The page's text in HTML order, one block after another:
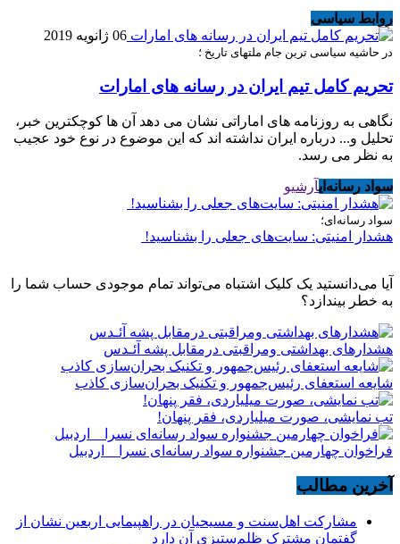
روابط سیاسی
06 ژانویه 2019
در حاشیه سیاسی ترین جام ملتهای تاریخ ؛
تحریم کامل تیم ایران در رسانه های امارات
نگاهی به روزنامه های اماراتی نشان می دهد آن ها کوچکترین خبر،
تحلیل و... درباره ایران نداشته اند که این موضوع در نوع خود عجیب
به نظر می رسد.
سواد رسانه‌ایآرشیو
سواد رسانه‌ای؛
هشدار امنیتی: سایت‌های جعلی را بشناسید!
آیا می‌دانستید یک کلیک اشتباه می‌تواند تمام موجودی حساب شما را
به خطر بیندازد؟
هشدارهاى بهداشتى ومراقبتى درمقابل پشه آئـدس
شایعه استعفای رئیس‌جمهور و تکنیک بحران‌سازی کاذب
تب نمایشی، صورت میلیاردی، فقر پنهان!
فراخوان چهارمین جشنواره سواد رسانه‌ای نسرا _ اردبیل
آخرین مطالب
مشارکت اهل‌سنت و مسیحیان در راهپیمایی اربعین نشان از
گفتمان مشترک ظلم‌ستیزی آن دارد